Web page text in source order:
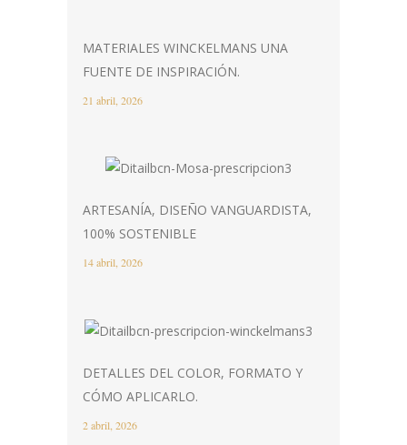
MATERIALES WINCKELMANS UNA
FUENTE DE INSPIRACIÓN.
21 abril, 2026
ARTESANÍA, DISEÑO VANGUARDISTA,
100% SOSTENIBLE
14 abril, 2026
DETALLES DEL COLOR, FORMATO Y
CÓMO APLICARLO.
2 abril, 2026